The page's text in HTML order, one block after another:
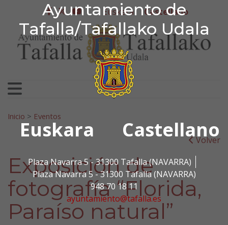
Ayuntamiento de
Tafalla/Tafallako Udala
Euskara Castellano
Plaza Navarra 5 - 31300 Tafalla (NAVARRA)
Plaza Navarra 5 - 31300 Tafalla (NAVARRA)
948 70 18 11
ayuntamiento@tafalla.es
Ir al contenido
Ayuntamiento de
facebook
twitter
youtube
Euskera Castellano
Search for:
Inicio > Eventos
Volver
Exposición de
fotografía “Florida,
Paraíso natural”